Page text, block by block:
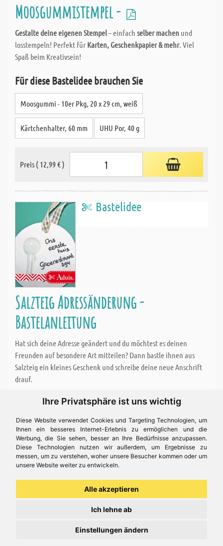
Ihre Privatsphäre ist uns wichtig
Diese Website verwendet Cookies und Targeting Technologien, um
Ihnen ein besseres Internet-Erlebnis zu ermöglichen und die
Werbung, die Sie sehen, besser an Ihre Bedürfnisse anzupassen.
Diese Technologien nutzen wir außerdem, um Ergebnisse zu
messen, um zu verstehen, woher unsere Besucher kommen oder um
unsere Website weiter zu entwickeln.
Alle akzeptieren
Ich lehne ab
Einstellungen ändern
Moosgummistempel -
Gestalte deine eigenen Stempel– einfach selber machen und
losstempeln! Perfekt für Karten, Geschenkpapier & mehr. Viel
Spaß beim Kreativsein!
Für diese Bastelidee brauchen Sie
Moosgummi - 10er Pkg, 20 x 29 cm, weiß
Kärtchenhalter, 60 mm UHU Por, 40 g
Preis ( 12,99 € )
Bastelidee
Salzteig Adressänderung -
Bastelanleitung
Hat sich deine Adresse geändert und du möchtest es deinen
Freunden auf besondere Art mitteilen? Dann bastle ihnen aus
Salzteig ein kleines Geschenk und schreibe deine neue Anschrift
drauf.
Für diese Bastelidee brauchen Sie
Salino Salzteigmischung, 1000 g
Satinband mit Webkante - 3 mm, beige